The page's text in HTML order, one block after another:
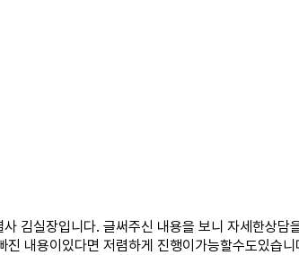
김실장입니다. 글써주신 내용을 보니 자세한상담
진 내용이있다면 저렴하게 진행이가능할수도있습